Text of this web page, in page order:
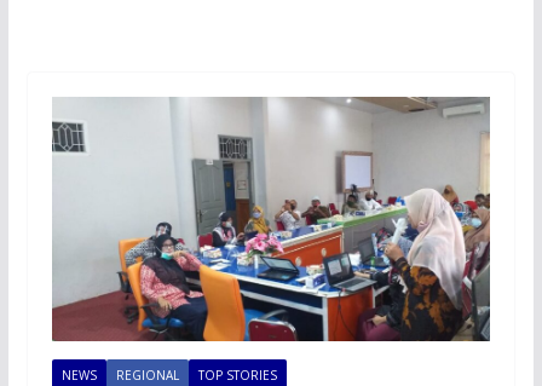
NEWS REGIONAL TOP STORIES